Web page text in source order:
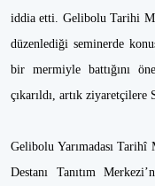
iddia etti. Gelibolu Tarihi
düzenlediği seminerde
bir mermiyle battığını
çıkarıldı, artık ziyaretçilere
Gelibolu Yarımadası
Destanı Tanıtım